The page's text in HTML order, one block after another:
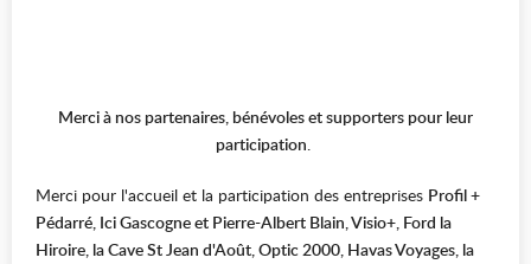
Merci à nos partenaires, bénévoles et supporters pour leur
participation.
Merci pour l'accueil et la participation des entreprises Profil +
Pédarré, Ici Gascogne et Pierre-Albert Blain, Visio+, Ford la
Hiroire, la Cave St Jean d'Août, Optic 2000, Havas Voyages, la